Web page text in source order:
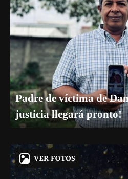
Padre de víctima de
justicia llegará pronto!